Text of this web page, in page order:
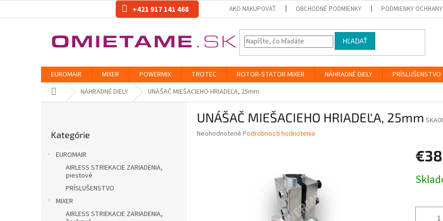
+421 917 141 468 AKO NAKUPOVAŤ OBCHODNÉ PODMIENKY PODMIENKY OCHRANY
HĽADAŤ
EUROMAIR MIXER POWERMIX TROTEC ROTOR-STATOR MIXER NÁHRADNÉ DIELY PRÍSLUŠENSTVO
DomovNÁHRADNÉ DIELY UNÁŠAČ MIEŠACIEHO HRIADEĽA, 25mm
kategórie
Kategórie
EUROMAIR
AIRLESS STRIEKACIE ZARIADENIA,
piestové
PRÍSLUŠENSTVO
MIXER
AIRLESS STRIEKACIE ZARIADENIA,
UNÁŠAČ MIEŠACIEHO HRIADEĽA, 25mm
Priemerné
Neohodnotené Podrobnosti hodnotenia
€38
cena: